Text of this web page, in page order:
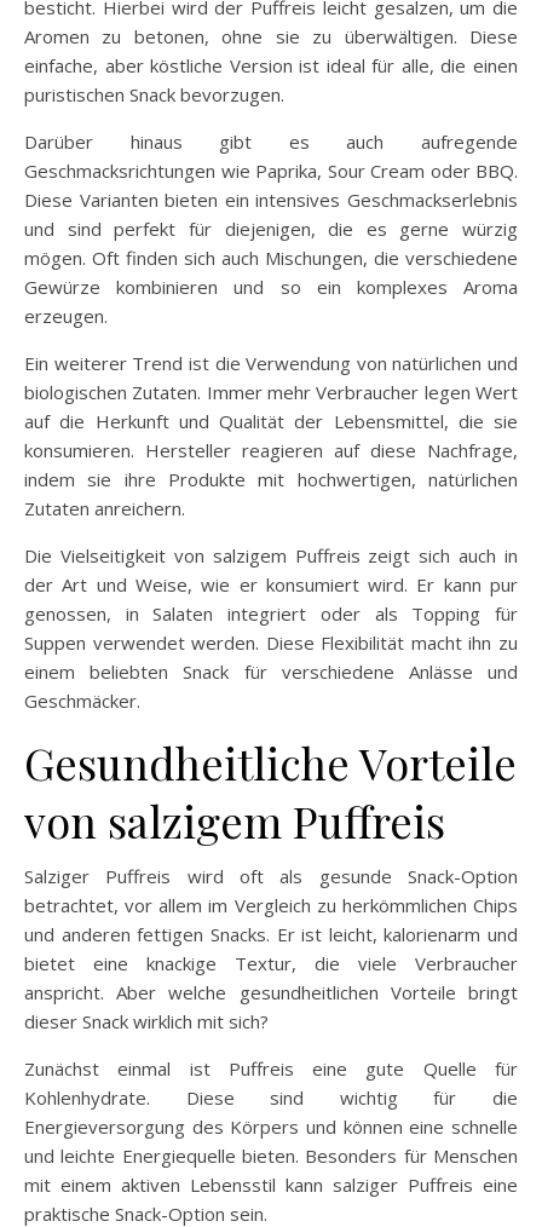
besticht. Hierbei wird der Puffreis leicht gesalzen, um die
Aromen zu betonen, ohne sie zu überwältigen. Diese
einfache, aber köstliche Version ist ideal für alle, die einen
puristischen Snack bevorzugen.
Darüber hinaus gibt es auch aufregende
Geschmacksrichtungen wie Paprika, Sour Cream oder BBQ.
Diese Varianten bieten ein intensives Geschmackserlebnis
und sind perfekt für diejenigen, die es gerne würzig
mögen. Oft finden sich auch Mischungen, die verschiedene
Gewürze kombinieren und so ein komplexes Aroma
erzeugen.
Ein weiterer Trend ist die Verwendung von natürlichen und
biologischen Zutaten. Immer mehr Verbraucher legen Wert
auf die Herkunft und Qualität der Lebensmittel, die sie
konsumieren. Hersteller reagieren auf diese Nachfrage,
indem sie ihre Produkte mit hochwertigen, natürlichen
Zutaten anreichern.
Die Vielseitigkeit von salzigem Puffreis zeigt sich auch in
der Art und Weise, wie er konsumiert wird. Er kann pur
genossen, in Salaten integriert oder als Topping für
Suppen verwendet werden. Diese Flexibilität macht ihn zu
einem beliebten Snack für verschiedene Anlässe und
Geschmäcker.
Gesundheitliche Vorteile
von salzigem Puffreis
Salziger Puffreis wird oft als gesunde Snack-Option
betrachtet, vor allem im Vergleich zu herkömmlichen Chips
und anderen fettigen Snacks. Er ist leicht, kalorienarm und
bietet eine knackige Textur, die viele Verbraucher
anspricht. Aber welche gesundheitlichen Vorteile bringt
dieser Snack wirklich mit sich?
Zunächst einmal ist Puffreis eine gute Quelle für
Kohlenhydrate. Diese sind wichtig für die
Energieversorgung des Körpers und können eine schnelle
und leichte Energiequelle bieten. Besonders für Menschen
mit einem aktiven Lebensstil kann salziger Puffreis eine
praktische Snack-Option sein.